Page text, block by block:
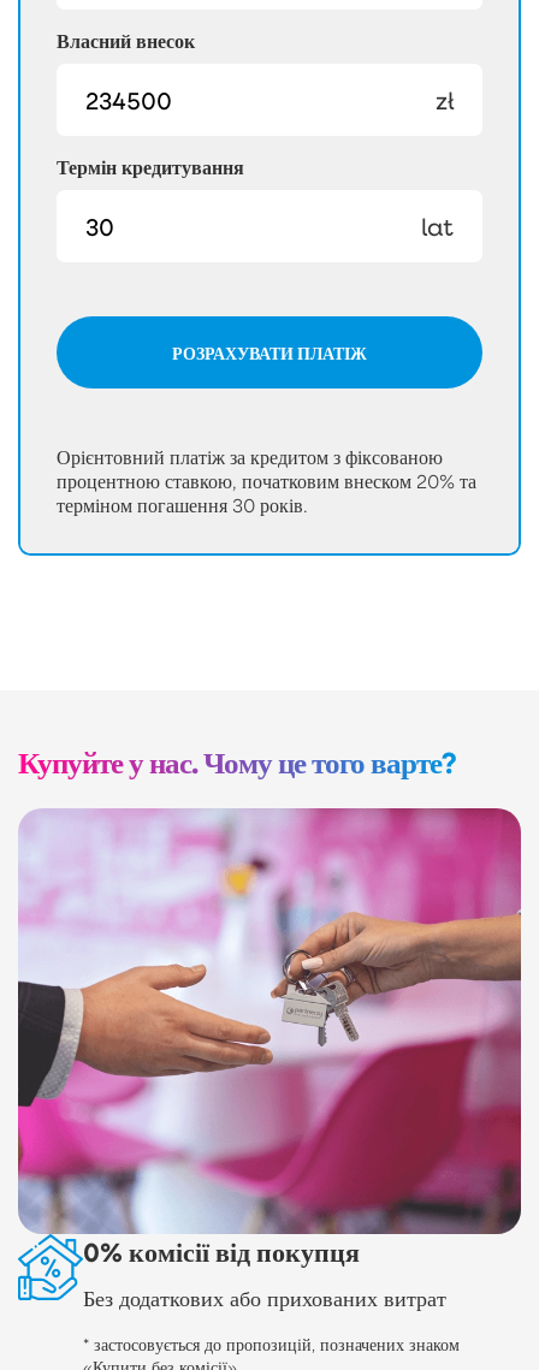
Власний внесок
zł
Термін кредитування
lat
РОЗРАХУВАТИ ПЛАТІЖ
Орієнтовний платіж за кредитом з фіксованою
процентною ставкою, початковим внеском 20% та
терміном погашення 30 років.
Купуйте у нас. Чому це того варте?
0% комісії від покупця
Без додаткових або прихованих витрат
* застосовується до пропозицій, позначених знаком